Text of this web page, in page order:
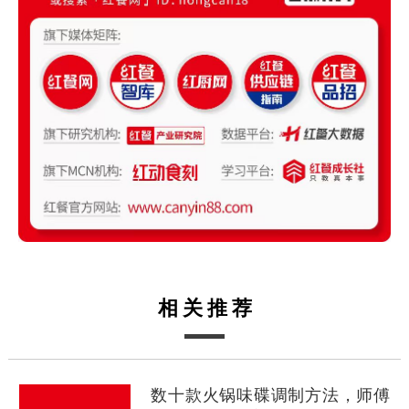
相关推荐
数十款火锅味碟调制方法，师傅